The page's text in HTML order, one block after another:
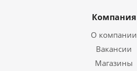
Компания
О компании
Вакансии
Магазины